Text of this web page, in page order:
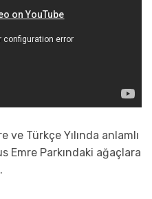
ve Türkçe Yılında anlamlı
Emre Parkındaki ağaçlara